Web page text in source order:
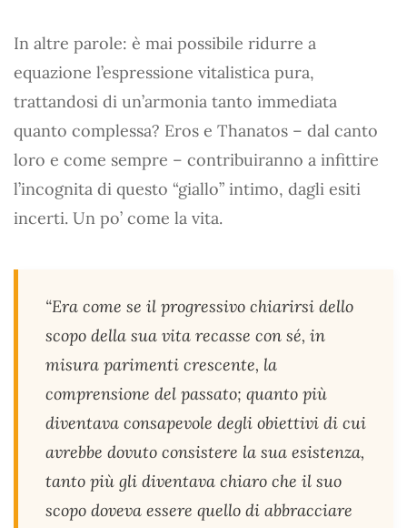
In altre parole: è mai possibile ridurre a
equazione l’espressione vitalistica pura,
trattandosi di un’armonia tanto immediata
quanto complessa? Eros e Thanatos – dal canto
loro e come sempre – contribuiranno a infittire
l’incognita di questo “giallo” intimo, dagli esiti
incerti. Un po’ come la vita.
“Era come se il progressivo chiarirsi dello
scopo della sua vita recasse con sé, in
misura parimenti crescente, la
comprensione del passato; quanto più
diventava consapevole degli obiettivi di cui
avrebbe dovuto consistere la sua esistenza,
tanto più gli diventava chiaro che il suo
scopo doveva essere quello di abbracciare